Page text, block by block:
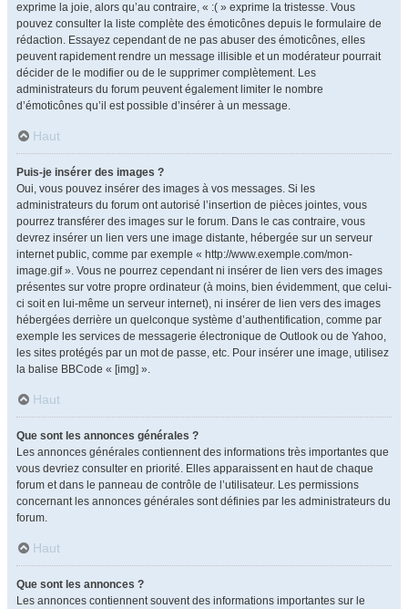
exprime la joie, alors qu’au contraire, « :( » exprime la tristesse. Vous
pouvez consulter la liste complète des émoticônes depuis le formulaire de
rédaction. Essayez cependant de ne pas abuser des émoticônes, elles
peuvent rapidement rendre un message illisible et un modérateur pourrait
décider de le modifier ou de le supprimer complètement. Les
administrateurs du forum peuvent également limiter le nombre
d’émoticônes qu’il est possible d’insérer à un message.
Haut
Puis-je insérer des images ?
Oui, vous pouvez insérer des images à vos messages. Si les
administrateurs du forum ont autorisé l’insertion de pièces jointes, vous
pourrez transférer des images sur le forum. Dans le cas contraire, vous
devrez insérer un lien vers une image distante, hébergée sur un serveur
internet public, comme par exemple « http://www.exemple.com/mon-
image.gif ». Vous ne pourrez cependant ni insérer de lien vers des images
présentes sur votre propre ordinateur (à moins, bien évidemment, que celui-
ci soit en lui-même un serveur internet), ni insérer de lien vers des images
hébergées derrière un quelconque système d’authentification, comme par
exemple les services de messagerie électronique de Outlook ou de Yahoo,
les sites protégés par un mot de passe, etc. Pour insérer une image, utilisez
la balise BBCode « [img] ».
Haut
Que sont les annonces générales ?
Les annonces générales contiennent des informations très importantes que
vous devriez consulter en priorité. Elles apparaissent en haut de chaque
forum et dans le panneau de contrôle de l’utilisateur. Les permissions
concernant les annonces générales sont définies par les administrateurs du
forum.
Haut
Que sont les annonces ?
Les annonces contiennent souvent des informations importantes sur le